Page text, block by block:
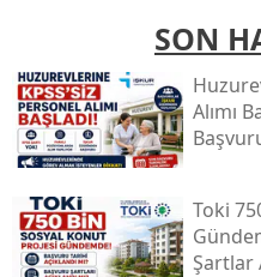
SON
Alımı
Toki̇
Şartlar